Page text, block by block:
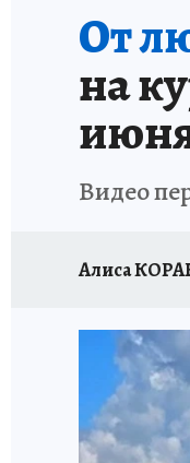
От
на
Видео
Алиса